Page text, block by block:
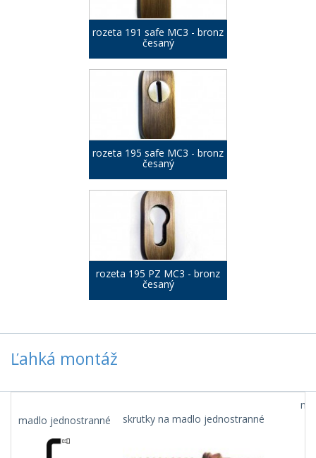
rozeta 191 safe MC3 - bronz
česaný
rozeta 195 safe MC3 - bronz
česaný
rozeta 195 PZ MC3 - bronz
česaný
Ľahká montáž
madlo jednostranné skrutky na madlo jednostranné